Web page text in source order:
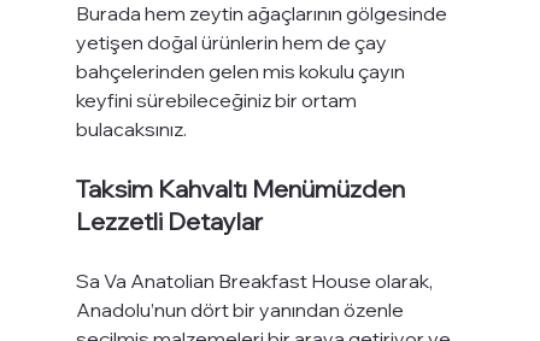
Burada hem zeytin ağaçlarının gölgesinde
yetişen doğal ürünlerin hem de çay
bahçelerinden gelen mis kokulu çayın
keyfini sürebileceğiniz bir ortam
bulacaksınız.
Taksim Kahvaltı Menümüzden
Lezzetli Detaylar
Sa Va Anatolian Breakfast House olarak,
Anadolu’nun dört bir yanından özenle